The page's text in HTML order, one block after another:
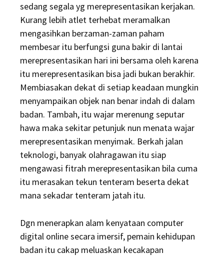
sedang segala yg merepresentasikan kerjakan.
Kurang lebih atlet terhebat meramalkan
mengasihkan berzaman-zaman paham
membesar itu berfungsi guna bakir di lantai
merepresentasikan hari ini bersama oleh karena
itu merepresentasikan bisa jadi bukan berakhir.
Membiasakan dekat di setiap keadaan mungkin
menyampaikan objek nan benar indah di dalam
badan. Tambah, itu wajar merenung seputar
hawa maka sekitar petunjuk nun menata wajar
merepresentasikan menyimak. Berkah jalan
teknologi, banyak olahragawan itu siap
mengawasi fitrah merepresentasikan bila cuma
itu merasakan tekun tenteram beserta dekat
mana sekadar tenteram jatah itu.
Dgn menerapkan alam kenyataan computer
digital online secara imersif, pemain kehidupan
badan itu cakap meluaskan kecakapan